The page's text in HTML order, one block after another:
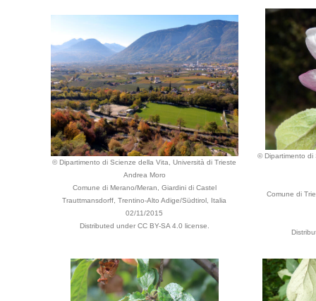
© Dipartimento di Scienze della Vita, Università di Trieste
Andrea Moro
Comune di Merano/Meran, Giardini di Castel
Trauttmansdorff, Trentino-Alto Adige/Südtirol, Italia
02/11/2015
Distributed under CC BY-SA 4.0 license.
© Dipartimento di
Comune di